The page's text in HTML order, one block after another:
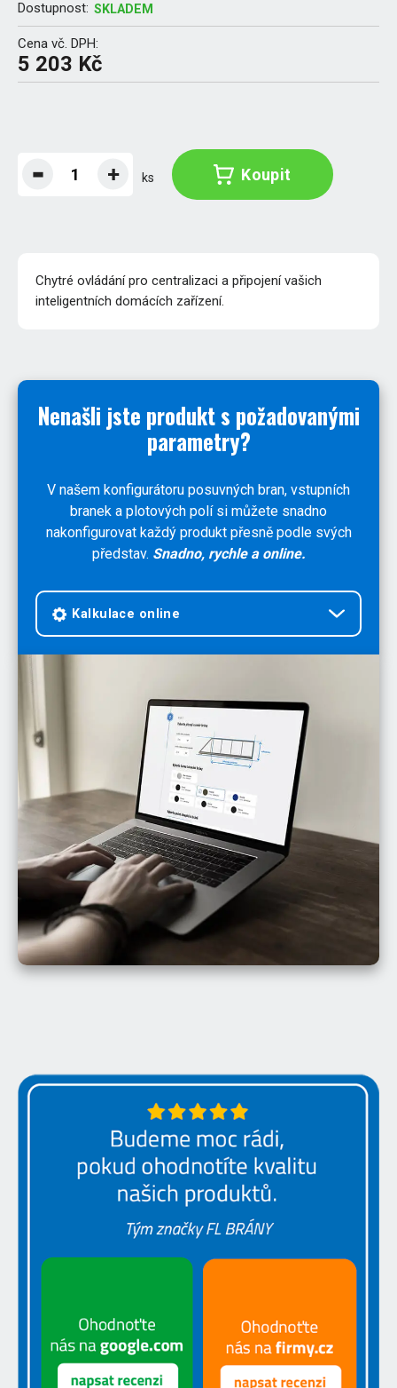
Dostupnost: SKLADEM
Cena vč. DPH:
5 203 Kč
ks Koupit
Chytré ovládání pro centralizaci a připojení vašich
inteligentních domácích zařízení.
Nenašli jste produkt s požadovanými
parametry?
V našem konfigurátoru posuvných bran, vstupních
branek a plotových polí si můžete snadno
nakonfigurovat každý produkt přesně podle svých
představ. Snadno, rychle a online.
Kalkulace online